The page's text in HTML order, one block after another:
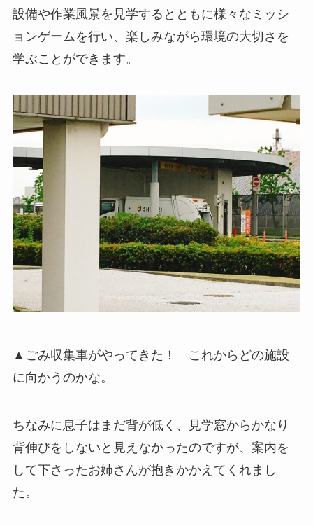
設備や作業風景を見学するとともに様々なミッシ
ョンゲームを行い、楽しみながら環境の大切さを
学ぶことができます。
▲ごみ収集車がやってきた！ これからどの施設
に向かうのかな。
ちなみに息子はまだ背が低く、見学窓からかなり
背伸びをしないと見えなかったのですが、案内を
して下さったお姉さんが抱きかかえてくれまし
た。